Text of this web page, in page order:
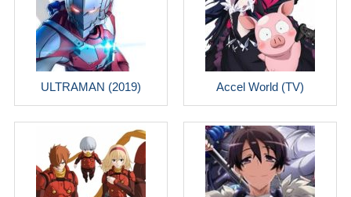
ULTRAMAN (2019) Accel World (TV)